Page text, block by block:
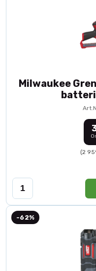
Milwaukee
batteri
(2
-62%